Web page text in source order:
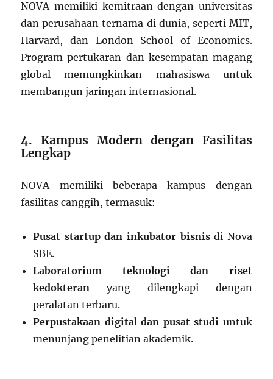
NOVA memiliki kemitraan dengan universitas
dan perusahaan ternama di dunia, seperti MIT,
Harvard, dan London School of Economics.
Program pertukaran dan kesempatan magang
global memungkinkan mahasiswa untuk
membangun jaringan internasional.
4. Kampus Modern dengan Fasilitas
Lengkap
NOVA memiliki beberapa kampus dengan
fasilitas canggih, termasuk:
Pusat startup dan inkubator bisnisdi Nova
SBE.
Laboratorium teknologi dan riset
kedokteran yang dilengkapi dengan
peralatan terbaru.
Perpustakaan digital dan pusat studi untuk
menunjang penelitian akademik.